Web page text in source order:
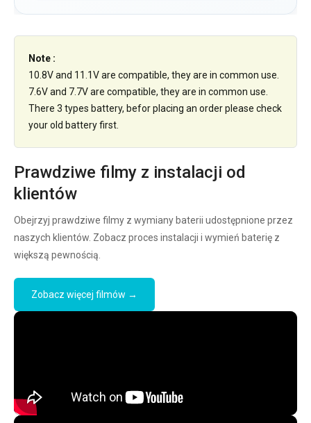
Note :
10.8V and 11.1V are compatible, they are in common use.
7.6V and 7.7V are compatible, they are in common use.
There 3 types battery, befor placing an order please check
your old battery first.
Prawdziwe filmy z instalacji od
klientów
Obejrzyj prawdziwe filmy z wymiany baterii udostępnione przez
naszych klientów. Zobacz proces instalacji i wymień baterię z
większą pewnością.
Zobacz więcej filmów →